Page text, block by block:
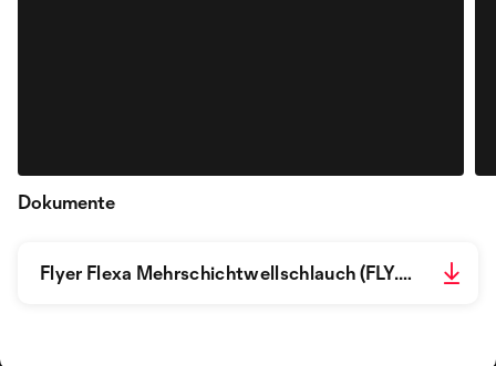
Dokumente
Flyer Flexa Mehrschichtwellschlauch (FLY.ROHRFLEXP.D-F)_de_fr.pdf